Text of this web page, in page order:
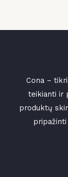
Cona –
teikianti ir
produktų